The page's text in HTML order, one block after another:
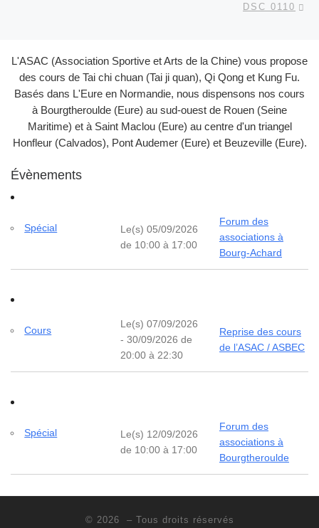
DSC 0110
L'ASAC (Association Sportive et Arts de la Chine) vous propose
des cours de Tai chi chuan (Tai ji quan), Qi Qong et Kung Fu.
Basés dans L'Eure en Normandie, nous dispensons nos cours
à Bourgtheroulde (Eure) au sud-ouest de Rouen (Seine
Maritime) et à Saint Maclou (Eure) au centre d'un triangel
Honfleur (Calvados), Pont Audemer (Eure) et Beuzeville (Eure).
Évènements
Spécial
Le(s) 05/09/2026
de 10:00 à 17:00
Forum des
associations à
Bourg-Achard
Cours
Le(s) 07/09/2026
- 30/09/2026 de
20:00 à 22:30
Reprise des cours
de l’ASAC / ASBEC
Spécial
Le(s) 12/09/2026
de 10:00 à 17:00
Forum des
associations à
Bourgtheroulde
© 2026 – Tous droits réservés